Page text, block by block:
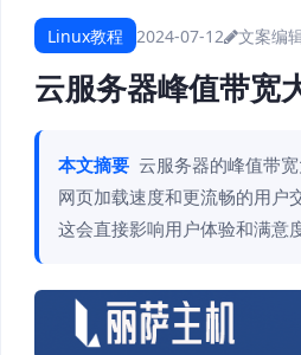
Linux教程 2024-07-12 文案编
云服务器峰值带宽
本文摘要 云服务器的峰值带
网页加载速度和更流畅的用户
这会直接影响用户体验和满意